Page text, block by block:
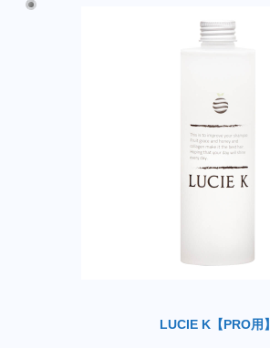
LUCIE K【PRO用】